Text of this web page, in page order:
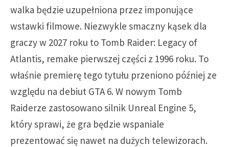
walka będzie uzupełniona przez imponujące
wstawki filmowe. Niezwykle smaczny kąsek dla
graczy w 2027 roku to Tomb Raider: Legacy of
Atlantis, remake pierwszej części z 1996 roku. To
właśnie premierę tego tytułu przeniono później ze
względu na debiut GTA 6. W nowym Tomb
Raiderze zastosowano silnik Unreal Engine 5,
który sprawi, że gra będzie wspaniale
prezentować się nawet na dużych telewizorach.